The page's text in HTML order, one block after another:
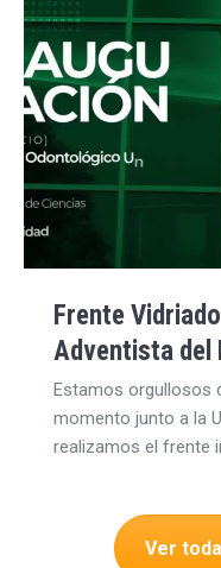
Frente
Adventista del
Estamos orgullosos
momento junto a la
realizamos el frente
Ver